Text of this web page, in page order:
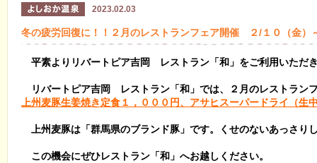
2023.02.03
冬の疲労回復に！！２月のレストランフェア開催 ２/１０（金）
平素よりリバートピア吉岡 レストラン「和」をご利用いただ
リバートピア吉岡 レストラン「和」では、２月のレストラン
上州麦豚生姜焼き定食１，０００円、アサヒスーパードライ（生
上州麦豚は「群馬県のブランド豚」です。くせのないあっさり
この機会にぜひレストラン「和」へお越しください。